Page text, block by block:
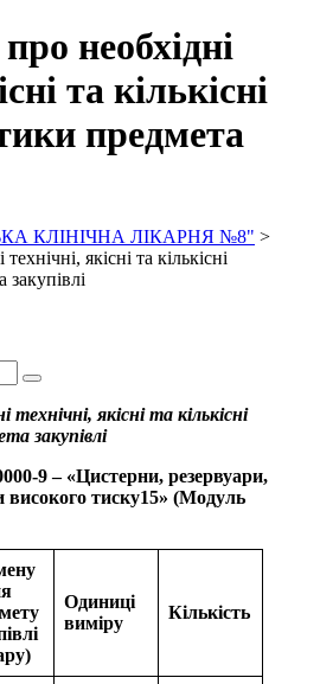
необхідні
та кількісні
предмета
КЛІНІЧНА ЛІКАРНЯ №8" >
якісні та кількісні
Пошук
технічні, якісні та кількісні
закупівлі
9 – «Цистерни, резервуари,
високого тиску15» (Модуль
Одиниці
виміру
Кількість